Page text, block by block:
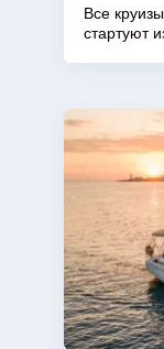
Все
стартуют